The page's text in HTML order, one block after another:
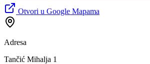
Otvori u Google Mapama
Adresa
Tančić Mihalja 1